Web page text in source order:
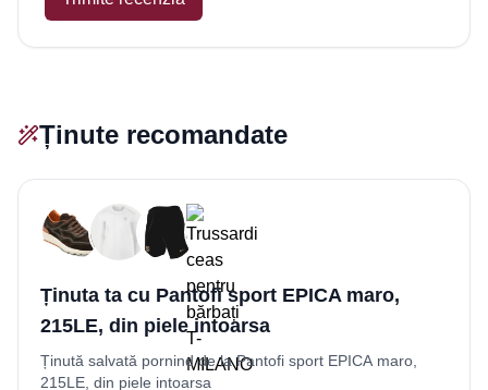
Ținute recomandate
Ținuta ta cu Pantofi sport EPICA maro,
215LE, din piele intoarsa
Ținută salvată pornind de la Pantofi sport EPICA maro,
215LE, din piele intoarsa